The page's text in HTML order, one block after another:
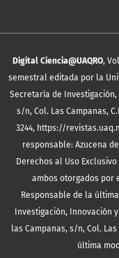
Digital Ciencia@UAQRO,
semestral editada por la
Secretaría de
s/n, Col. Las Campanas,
3244, https://
responsable: Azucena
Derechos al Uso Exclusivo
ambos otorgados por
Responsable de la
Investigación, Innovación
las Campanas, s/n, Col. Las
última